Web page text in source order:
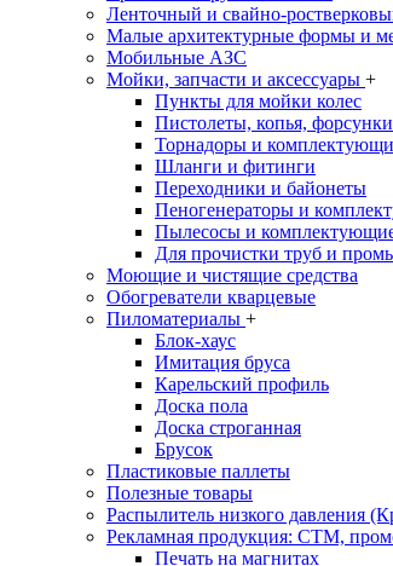
Ленточный и свайно-
Малые архитектурные формы и
Мобильные АЗС
Мойки, запчасти и аксессуары +
Пункты для мойки колес
Пистолеты, копья, форсунки
Торнадоры и
Шланги и фитинги
Переходники и байонеты
Пеногенераторы и
Пылесосы и
Для прочистки труб и
Моющие и чистящие средства
Обогреватели кварцевые
Пиломатериалы +
Блок-хаус
Имитация бруса
Карельский профиль
Доска пола
Доска строганная
Брусок
Пластиковые паллеты
Полезные товары
Распылитель низкого давления
Рекламная продукция: CTM,
Печать на магнитах